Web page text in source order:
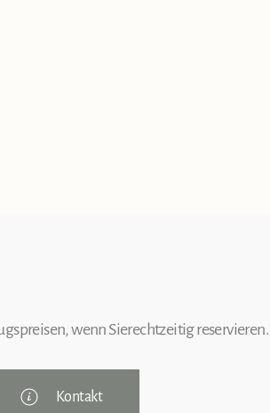
wenn Sierechtzeitig reservieren.
Kontakt